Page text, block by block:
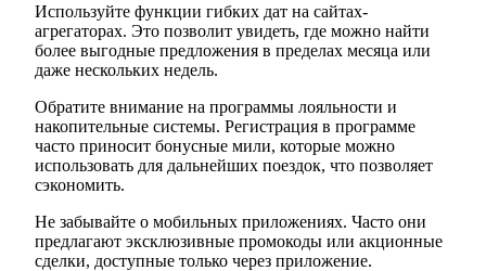
Используйте функции гибких дат на сайтах-
агрегаторах. Это позволит увидеть, где можно найти
более выгодные предложения в пределах месяца или
даже нескольких недель.
Обратите внимание на программы лояльности и
накопительные системы. Регистрация в программе
часто приносит бонусные мили, которые можно
использовать для дальнейших поездок, что позволяет
сэкономить.
Не забывайте о мобильных приложениях. Часто они
предлагают эксклюзивные промокоды или акционные
сделки, доступные только через приложение.